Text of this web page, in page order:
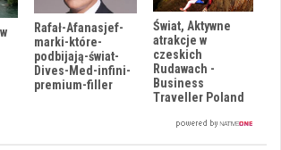
Rafał-Afanasjef-
marki-które-
podbijają-świat-
Dives-Med-infini-
premium-filler
Świat, Aktywne
atrakcje w
czeskich
Rudawach -
Business
Traveller Poland